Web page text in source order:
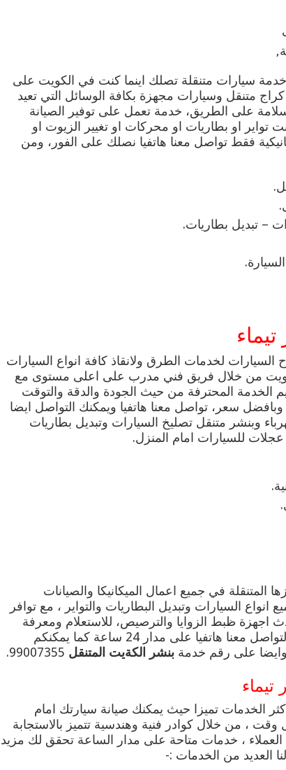
سيارات متنقلة تصلك اينما كنت في الكويت على
متنقل وسيارات مجهزة بكافة الوسائل التي تعيد
على الطريق، خدمة تعمل على توفير الصيانة
تواير او بطاريات او محركات او تغيير الزيوت او
فقط تواصل معنا هاتفيا نصلك على الفور، ومن
– تبديل بطاريات.
السيارات لخدمات الطرق ولانقاذ كافة انواع السيارات
من خلال فريق فني مدرب على اعلى مستوى مع
الخدمة المحترفة من حيث الجودة والدقة والتوقت
سعر، تواصل معنا هاتفيا ويمكنك التواصل ايضا
وبنشر متنقل تصليخ السيارات وتبديل بطاريات
للسيارات امام المنزل.
في جميع اعمال الميكانيكا والصيانات
انواع السيارات وتبديل البطاريات والتواير ، مع توافر
ظبط الزوايا والترصيص، للاستعلام ومعرفة
المزيد من الخدمات يمكنكم التواصل معنا هاتفيا على مدار 24 ساعة كما يمكنكم
وايضا على رقم خدمةبنشر الكةيت المتنقل
الخدمات تميزا حيث يمكنك صيانة سيارتك امام
، من خلال كوادر فنية وهندسية تتميز بالاستجابة
العملاء ، خدمات متاحة على مدار الساعة تحقق لك مزيد
العديد من الخدمات :-